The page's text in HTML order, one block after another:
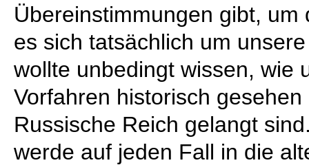
Übereinstimmungen gibt,
es sich tatsächlich um
wollte unbedingt wissen, wie
Vorfahren historisch
Russische Reich gelangt
werde auf jeden Fall in die